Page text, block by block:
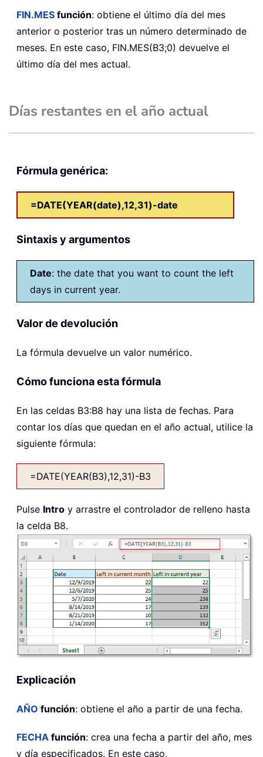
FIN.MES función: obtiene el último día del mes
anterior o posterior tras un número determinado de
meses. En este caso, FIN.MES(B3;0) devuelve el
último día del mes actual.
Días restantes en el año actual
Fórmula genérica:
=DATE(YEAR(date),12,31)-date
Sintaxis y argumentos
Date: the date that you want to count the left
days in current year.
Valor de devolución
La fórmula devuelve un valor numérico.
Cómo funciona esta fórmula
En las celdas B3:B8 hay una lista de fechas. Para
contar los días que quedan en el año actual, utilice la
siguiente fórmula:
=DATE(YEAR(B3),12,31)-B3
Pulse Intro y arrastre el controlador de relleno hasta
la celda B8.
Explicación
AÑO función: obtiene el año a partir de una fecha.
FECHA función: crea una fecha a partir del año, mes
y día especificados. En este caso,